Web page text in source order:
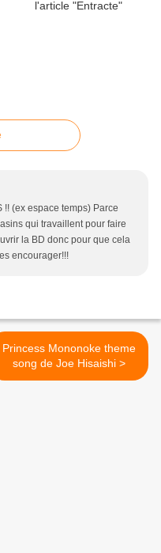
!! (ex espace temps) Parce
qui travaillent pour faire
la BD donc pour que cela
encourager!!!
Princess Mononoke theme
song de Joe Hisaishi >